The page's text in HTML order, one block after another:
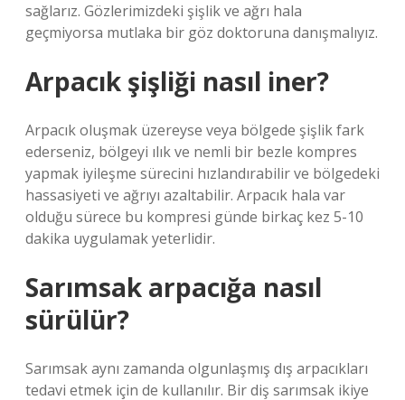
sağlarız. Gözlerimizdeki şişlik ve ağrı hala
geçmiyorsa mutlaka bir göz doktoruna danışmalıyız.
Arpacık şişliği nasıl iner?
Arpacık oluşmak üzereyse veya bölgede şişlik fark
ederseniz, bölgeyi ılık ve nemli bir bezle kompres
yapmak iyileşme sürecini hızlandırabilir ve bölgedeki
hassasiyeti ve ağrıyı azaltabilir. Arpacık hala var
olduğu sürece bu kompresi günde birkaç kez 5-10
dakika uygulamak yeterlidir.
Sarımsak arpacığa nasıl
sürülür?
Sarımsak aynı zamanda olgunlaşmış dış arpacıkları
tedavi etmek için de kullanılır. Bir diş sarımsak ikiye